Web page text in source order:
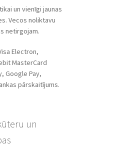
un vienīgi jaunas
Vecos noliktavu
netirgojam.
Electron,
MasterCard
Google Pay,
pārskaitījums.
un